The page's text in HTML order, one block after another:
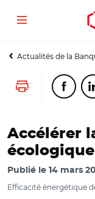
Aller
contenu
Aller
menu
Ouvrir
outils
Menu
Actualités de la
Lancer
Accélérer
Publié le 14 mars
Efficacité énergétique